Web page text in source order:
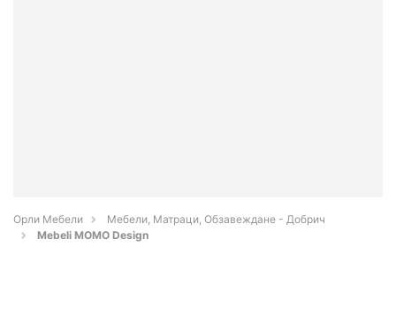
Орли Мебели
Мебели, Матраци, Обзавеждане - Добрич
Mebeli MOMO Design